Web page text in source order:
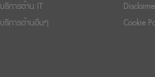
บริการด้าน IT
บริการด้านอื่นๆ
Cookie